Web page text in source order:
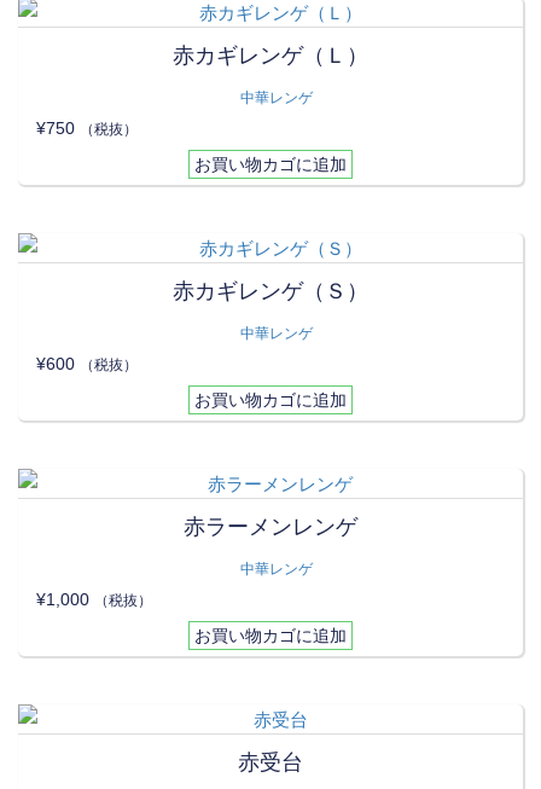
赤カギレンゲ（Ｌ）
中華レンゲ
¥750 （税抜）
お買い物カゴに追加
赤カギレンゲ（Ｓ）
中華レンゲ
¥600 （税抜）
お買い物カゴに追加
赤ラーメンレンゲ
中華レンゲ
¥1,000 （税抜）
お買い物カゴに追加
赤受台